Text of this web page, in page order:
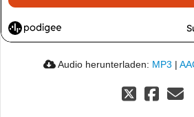
Audio herunterladen: MP3 |